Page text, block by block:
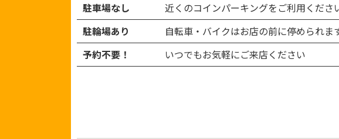
駐車場なし
近くのコインパーキングをご利用くださ
駐輪場あり
自転車・バイクはお店の前に停められま
予約不要！
いつでもお気軽にご来店ください